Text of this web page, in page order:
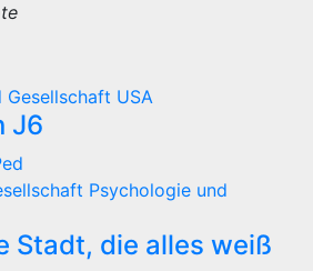
Gesellschaft USA
J6
Psychologie und
Stadt, die alles weiß